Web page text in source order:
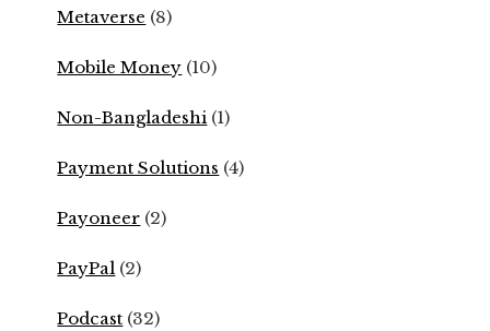
Metaverse (8)
Mobile Money (10)
Non-Bangladeshi (1)
Payment Solutions (4)
Payoneer (2)
PayPal (2)
Podcast (32)